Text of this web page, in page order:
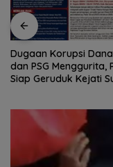
Dugaan Korupsi Dana
dan PSG Menggurita,
Siap Geruduk Kejati